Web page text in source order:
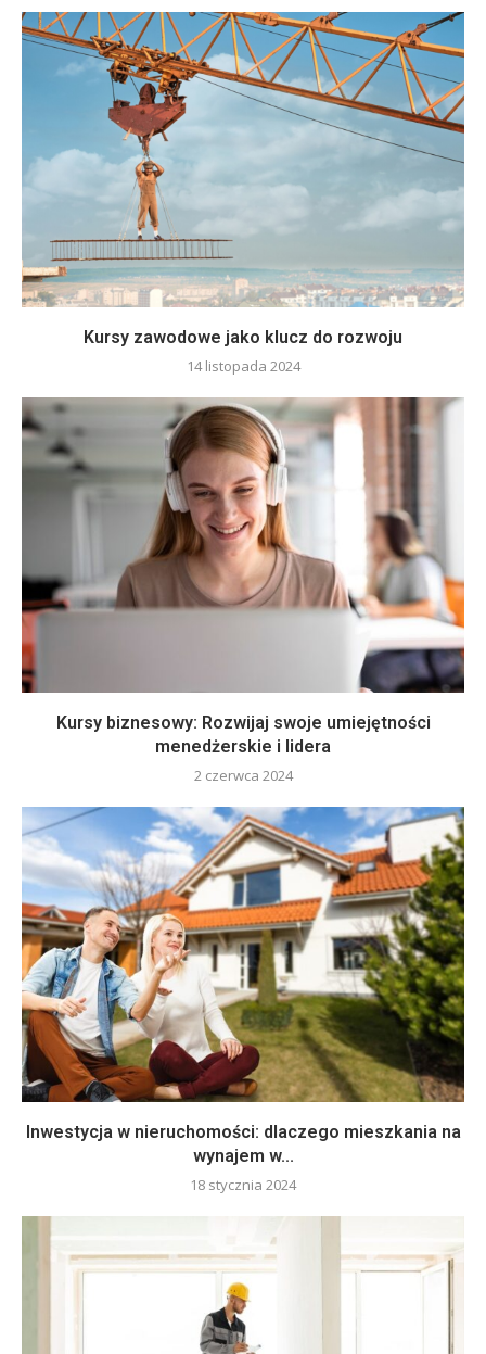
Kursy zawodowe jako klucz do rozwoju
14 listopada 2024
Kursy biznesowy: Rozwijaj swoje umiejętności
menedżerskie i lidera
2 czerwca 2024
Inwestycja w nieruchomości: dlaczego mieszkania na
wynajem w...
18 stycznia 2024